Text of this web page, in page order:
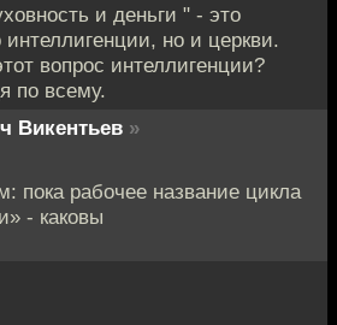
и деньги " - это
но и церкви.
вопрос интеллигенции?
по всему.
Викентьев »
пока рабочее название цикла
- каковы